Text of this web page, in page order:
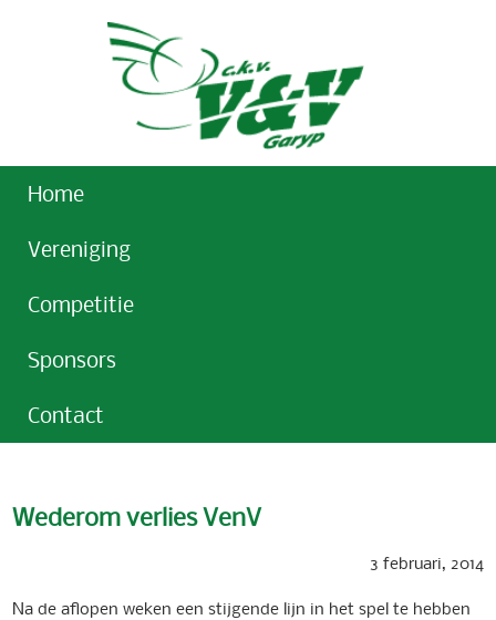
Home
Vereniging
Competitie
Sponsors
Contact
Wederom verlies VenV
3 februari, 2014
Na de aflopen weken een stijgende lijn in het spel te hebben